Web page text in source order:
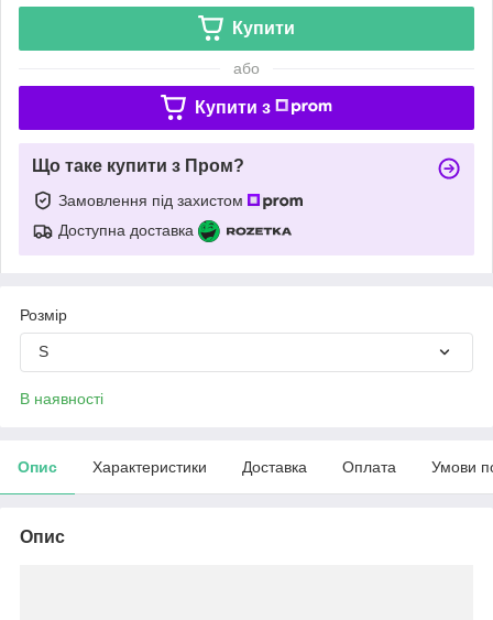
Купити
або
Купити з
Що таке купити з Пром?
Замовлення під захистом
Доступна доставка
Розмір
S
В наявності
Опис Характеристики Доставка Оплата Умови
Опис